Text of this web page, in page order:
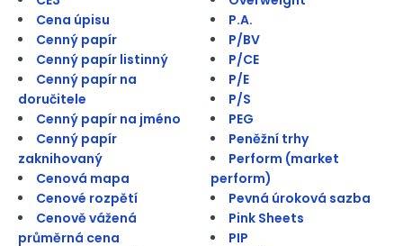
Cena úpisu
Cenný papír
Cenný papír listinný
Cenný papír na
doručitele
Cenný papír na jméno
Cenný papír
zaknihovaný
Cenová mapa
Cenové rozpětí
Cenově vážená
průměrná cena
P.A.
P/BV
P/CE
P/E
P/S
PEG
Peněžní trhy
Perform (market
perform)
Pevná úroková sazba
Pink Sheets
PIP